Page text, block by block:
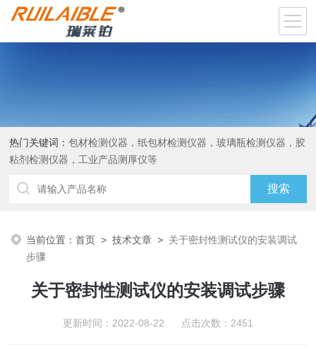
热门关键词：包材检测仪器，纸包材检测仪器，玻璃瓶检测仪器，胶
粘剂检测仪器，工业产品测厚仪等
当前位置：首页 >技术文章 > 关于密封性测试仪的安装调试
步骤
关于密封性测试仪的安装调试步骤
更新时间：2022-08-22 点击次数：2451